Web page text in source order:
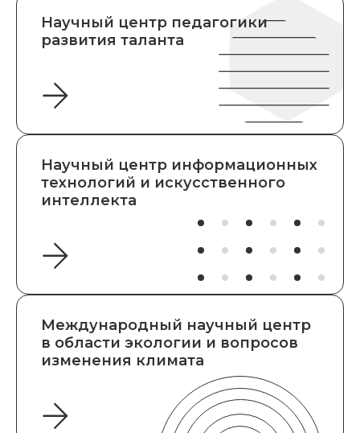
Научный центр педагогики
развития таланта
Научный центр информационных
технологий и искусственного
интеллекта
Международный научный центр
в области экологии и вопросов
изменения климата